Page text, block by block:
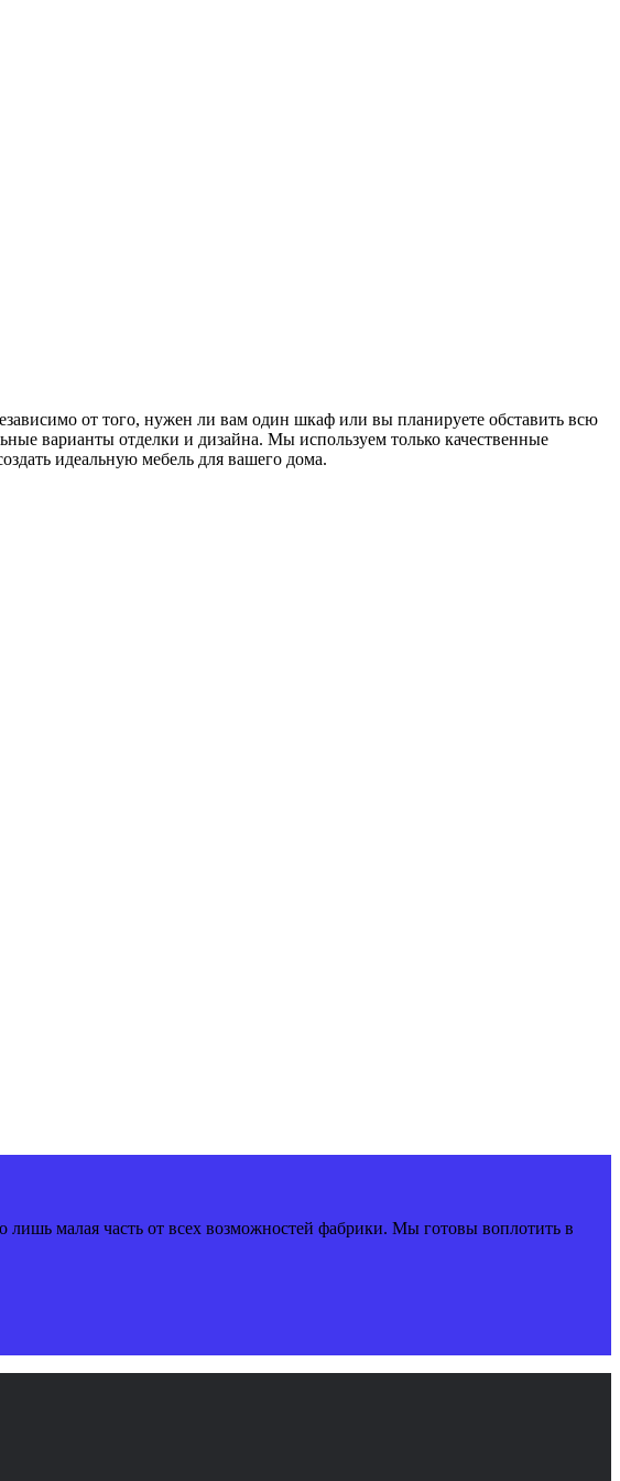
от того, нужен ли вам один шкаф или вы планируете обставить всю
варианты отделки и дизайна. Мы используем только качественные
идеальную мебель для вашего дома.
малая часть от всех возможностей фабрики. Мы готовы воплотить в